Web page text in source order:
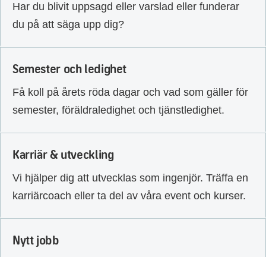
Har du blivit uppsagd eller varslad eller funderar
du på att säga upp dig?
Semester och ledighet
Få koll på årets röda dagar och vad som gäller för
semester, föräldraledighet och tjänstledighet.
Karriär & utveckling
Vi hjälper dig att utvecklas som ingenjör. Träffa en
karriärcoach eller ta del av våra event och kurser.
Nytt jobb